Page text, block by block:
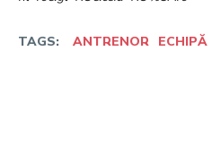
TAGS: ANTRENOR ECHIPĂ